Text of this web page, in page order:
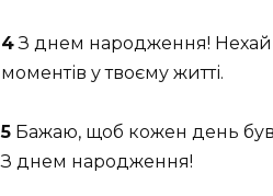
4З днем народження! Нехай
моментів у твоєму житті.
5 Бажаю, щоб кожен день
З днем народження!